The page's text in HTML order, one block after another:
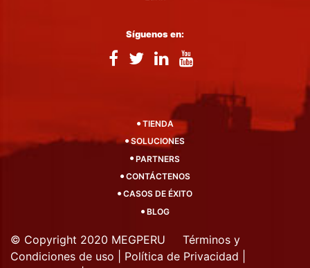
Síguenos en:
TIENDA
SOLUCIONES
PARTNERS
CONTÁCTENOS
CASOS DE ÉXITO
BLOG
© Copyright 2020 MEGPERU Términos y
Condiciones de uso
Política de Privacidad